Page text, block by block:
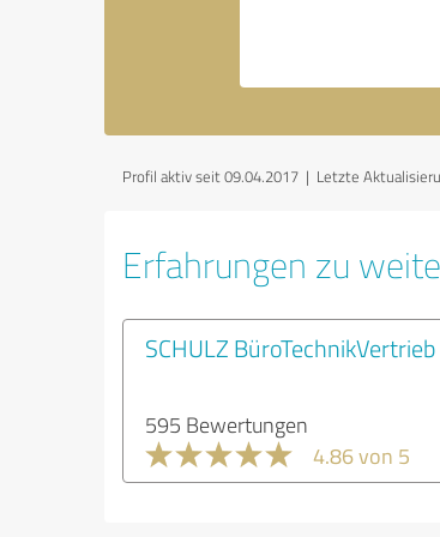
Profil aktiv seit 09.04.2017 | Letzte
Erfahrungen zu
SCHULZ
595 Bewertungen
4.86 von 5